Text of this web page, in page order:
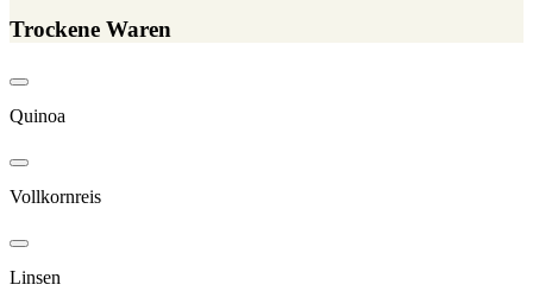
Trockene Waren
Quinoa
Vollkornreis
Linsen